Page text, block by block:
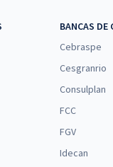
da União - Cargo: A25 -
Perito em Geografia
à vista
35,20
Economize R$ 105,60 (-20%)
BANCAS DE
Cebraspe
Cesgranrio
Consulplan
FCC
FGV
Idecan